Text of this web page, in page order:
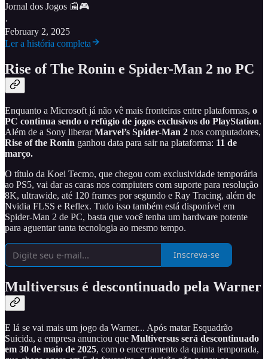
Jornal dos Jogos 📰🎮
·
February 2, 2025
Ler a história completa
Rise of The Ronin e Spider-Man 2 no PC
Enquanto a Microsoft já não vê mais fronteiras entre plataformas, o
PC continua sendo o refúgio de jogos exclusivos do PlayStation.
Além de a Sony liberarMarvel’s Spider-Man 2 nos computadores,
Rise of the Ronin ganhou data para sair na plataforma: 11 de
março.
O título da Koei Tecmo, que chegou com exclusividade temporária
ao PS5, vai dar as caras nos compiuters com suporte para resolução
8K, ultrawide, até 120 frames por segundo e Ray Tracing, além de
Nvidia FLSS e Reflex. Tudo isso também está disponível em
Spider-Man 2 de PC, basta que você tenha um hardware potente
para aguentar tanta tecnologia ao mesmo tempo.
Inscreva-se
Multiversus é descontinuado pela Warner
E lá se vai mais um jogo da Warner... Após matar Esquadrão
Suicida, a empresa anunciou que Multiversus será descontinuado
em 30 de maio de 2025, com o encerramento da quinta temporada,